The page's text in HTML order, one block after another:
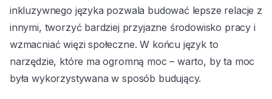
inkluzywnego języka pozwala budować lepsze relacje z
innymi, tworzyć bardziej przyjazne środowisko pracy i
wzmacniać więzi społeczne. W końcu język to
narzędzie, które ma ogromną moc – warto, by ta moc
była wykorzystywana w sposób budujący.